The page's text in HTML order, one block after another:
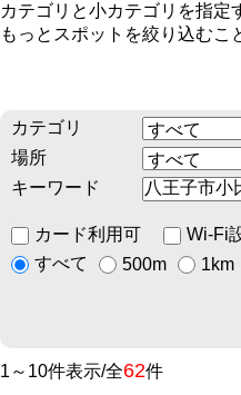
カテゴリと小カテゴリを指定
もっとスポットを絞り込むこ
カテゴリ
場所
キーワード
カード利用可
Wi-Fi
すべて
500m 1km
1～10件表示/全62件